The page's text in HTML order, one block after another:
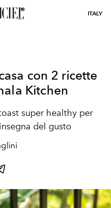
ITALY
con 2 ricette
Kitchen
super healthy per
del gusto